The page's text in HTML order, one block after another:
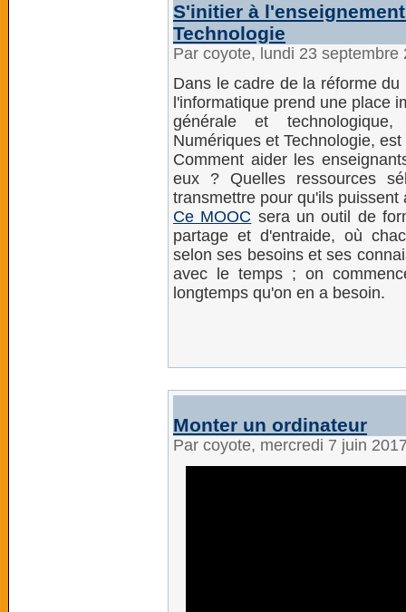
S'initier à
Technologie
Par coyote, lundi 23
Dans le cadre de la réforme
l'informatique prend une place
générale et
Numériques et Technologie,
Comment aider les
eux ? Quelles ressources
transmettre pour qu'ils
Ce MOOC sera un outil de
partage et d'entraide, où
selon ses besoins et ses
avec le temps ; on
longtemps qu'on en a besoin.
Monter un ordinateur
Par coyote, mercredi 7 juin